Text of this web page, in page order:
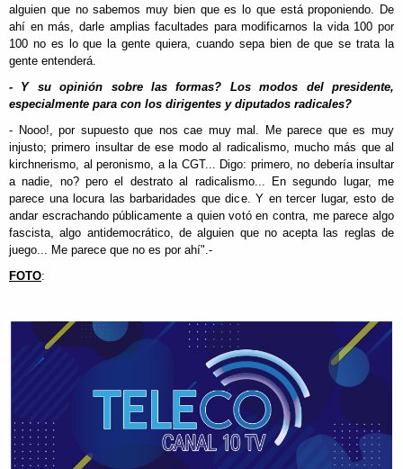
alguien que no sabemos muy bien que es lo que está proponiendo. De
ahí en más, darle amplias facultades para modificarnos la vida 100 por
100 no es lo que la gente quiera, cuando sepa bien de que se trata la
gente entenderá.
- Y su opinión sobre las formas? Los modos del presidente,
especialmente para con los dirigentes y diputados radicales?
- Nooo!, por supuesto que nos cae muy mal. Me parece que es muy
injusto; primero insultar de ese modo al radicalismo, mucho más que al
kirchnerismo, al peronismo, a la CGT... Digo: primero, no debería insultar
a nadie, no? pero el destrato al radicalismo... En segundo lugar, me
parece una locura las barbaridades que dice. Y en tercer lugar, esto de
andar escrachando públicamente a quien votó en contra, me parece algo
fascista, algo antidemocrático, de alguien que no acepta las reglas de
juego... Me parece que no es por ahí".-
FOTO: